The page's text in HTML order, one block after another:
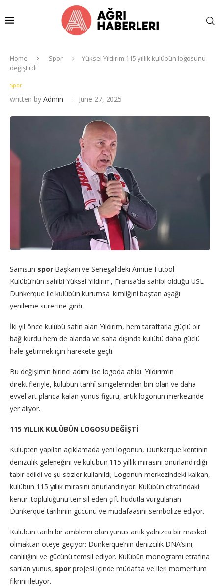
Home Spor
Yüksel Yıldırım 115 yıllık kulübün logosunu
değiştirdi
Spor
written by Admin June 27, 2025
Samsun spor Başkanı ve Senegal’deki Amitie Futbol
Kulübü’nün sahibi Yüksel Yıldırım, Fransa’da sahibi olduğu USL
Dunkerque ile kulübün kurumsal kimliğini baştan aşağı
yenileme sürecine girdi.
İki yıl önce kulübü satın alan Yıldırım, hem taraftarla güçlü bir
bağ kurdu hem de alanda ve saha dışında kulübü daha güçlü
hale getirmek için harekete geçti.
Bu değişimin birinci adımı ise logoda atıldı. Yıldırım’ın
direktifleriyle, kulübün tarihî simgelerinden biri olan ve daha
evvel art planda kalan yunus figürü, artık logonun merkezinde
yer alıyor.
115 YILLIK KULÜBÜN LOGOSU DEĞİŞTİ
Kulüpten yapılan açıklamada yeni logonun, Dunkerque kentinin
denizcilik geleneğini ve kulübün 115 yıllık mirasını onurlandırdığı
tabir edildi ve şu sözler kullanıldı; Logonun merkezindeki kalkan,
kulübün 115 yıllık mirasını onurlandırıyor. Kulübün etrafındaki
kentin topluluğunu temsil eden çift hudutla vurgulanan
Dunkerque tarihinin gücünü ve müdafaasını sembolize ediyor.
Kulübün tarihi bir amblemi olan yunus artık yalnızca bir maskot
olmaktan öteye geçiyor: Dunkerque’nin denizcilik DNA’sını,
canlılığını ve gücünü temsil ediyor. Kulübün monogramı etrafına
sarılan yunus, spor projesi içinde müdafaa ve ileri momentum
fikrini iletiyor.